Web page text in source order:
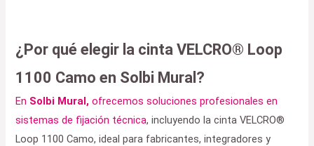
¿Por qué elegir la cinta VELCRO® Loop
1100 Camo en Solbi Mural?
En Solbi Mural, ofrecemos soluciones profesionales en
sistemas de fijación técnica, incluyendo la cinta VELCRO®
Loop 1100 Camo, ideal para fabricantes, integradores y